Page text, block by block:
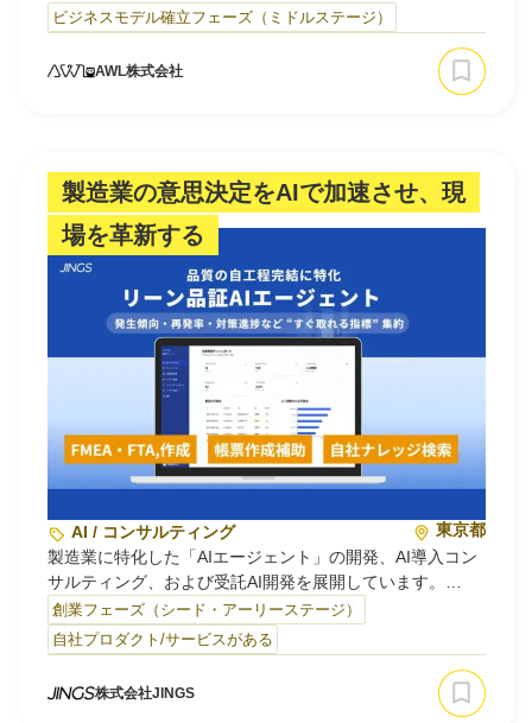
コーポレートミッションに掲げ、エッジAIカメラソリュー
ションを開発・提供する北海道大学発認定スタートアップ
です。
ビジネスモデル確立フェーズ（ミドルステージ）
AWL株式会社
製造業の意思決定をAIで加速させ、現
場を革新する
AI / コンサルティング
東京都
製造業に特化した「AIエージェント」の開発、AI導入コン
サルティング、および受託AI開発を展開しています。
熟練技能者の知見や複雑な現場データを統合し、意思決定
を自動化・高度化するプロダクトを提供。
現場のデータ不足や暗黙知の継承といった製造業固有の課
題に対し、最新の深層学習技術と実務知見を掛け合わせる
創業フェーズ（シード・アーリーステージ）
自社プロダクト/サービスがある
株式会社JINGS